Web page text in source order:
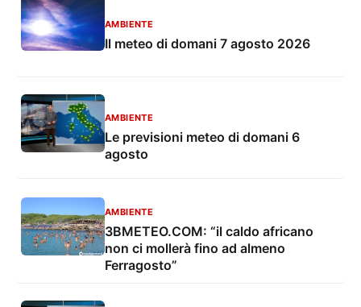
AMBIENTE
Il meteo di domani 7 agosto 2026
AMBIENTE
Le previsioni meteo di domani 6
agosto
AMBIENTE
3BMETEO.COM: “il caldo africano
non ci mollerà fino ad almeno
Ferragosto”